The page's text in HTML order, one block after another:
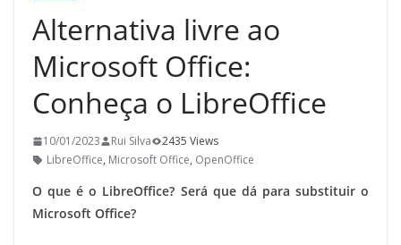
Alternativa livre ao
Microsoft Office:
Conheça o LibreOffice
10/01/2023 Rui Silva
2435 Views
LibreOffice, Microsoft Office, OpenOffice
O que é o LibreOffice? Será que dá para substituir o
Microsoft Office?